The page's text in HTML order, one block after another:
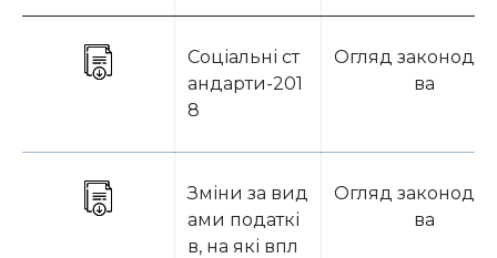
Соціальні ст
андарти-201
8
Огляд
ва
Зміни за вид
ами податкі
в, на які впл
Огляд
ва